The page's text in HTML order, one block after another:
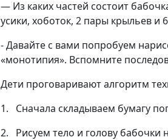
— Из каких частей состоит
усики, хоботок, 2 пары крыльев и
- Давайте с вами попробуем
«монотипия». Вспомните
Дети проговаривают алгоритм
1. Сначала складываем бумагу
2. Рисуем тело и голову бабочки